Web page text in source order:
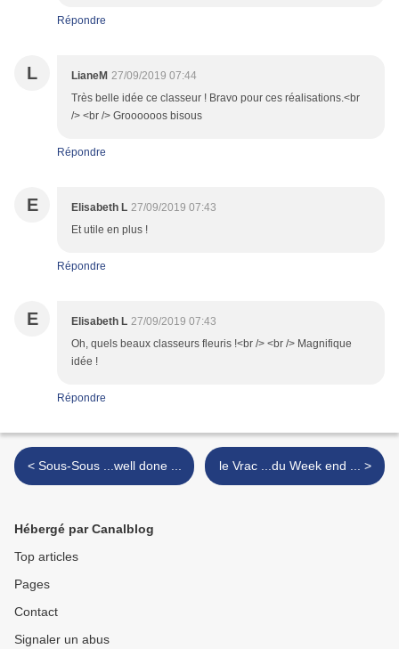
Répondre
L LianeM 27/09/2019 07:44
Très belle idée ce classeur ! Bravo pour ces réalisations.<br
/> <br /> Groooooos bisous
Répondre
E Elisabeth L 27/09/2019 07:43
Et utile en plus !
Répondre
E Elisabeth L 27/09/2019 07:43
Oh, quels beaux classeurs fleuris !<br /> <br /> Magnifique
idée !
Répondre
< Sous-Sous ...well done ... le Vrac ...du Week end ... >
Hébergé par Canalblog
Top articles
Pages
Contact
Signaler un abus